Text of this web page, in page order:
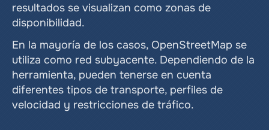
resultados se visualizan como zonas de
disponibilidad.
En la mayoría de los casos, OpenStreetMap se
utiliza como red subyacente. Dependiendo de la
herramienta, pueden tenerse en cuenta
diferentes tipos de transporte, perfiles de
velocidad y restricciones de tráfico.